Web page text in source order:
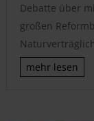
Debatte über
großen
mehr lesen